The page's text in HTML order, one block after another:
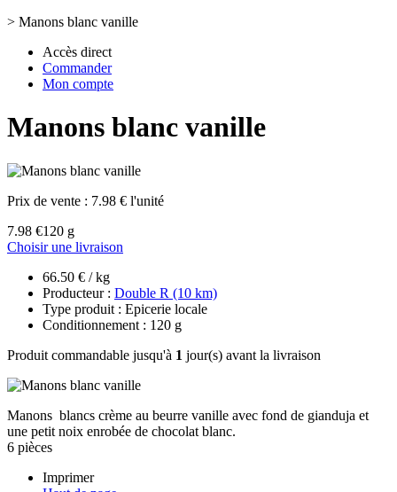
> Manons blanc vanille
Accès direct
Commander
Mon compte
Manons blanc vanille
Prix de vente : 7.98 € l'unité
7.98 €120 g
Choisir une livraison
66.50 € / kg
Producteur : Double R (10 km)
Type produit : Epicerie locale
Conditionnement : 120 g
Produit commandable jusqu'à 1 jour(s) avant la livraison
Manons blancs crème au beurre vanille avec fond de gianduja et
une petit noix enrobée de chocolat blanc.
6 pièces
Imprimer